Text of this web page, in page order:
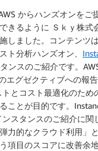
からハンズオンをご
きるように Ｓｋｙ株式
しました。コンテンツ
ト分析ハンズオン、
ンスのご紹介です。
エグゼクティブへの報
とコスト最適化のため
ことが目的です。
スタンスのご紹介に関
力的なクラウド利用」
項目のスコアに改善余